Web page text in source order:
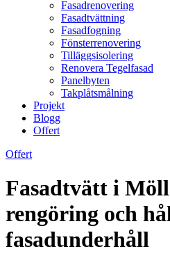
Fasadrenovering
Fasadtvättning
Fasadfogning
Fönsterrenovering
Tilläggsisolering
Renovera Tegelfasad
Panelbyten
Takplåtsmålning
Projekt
Blogg
Offert
Offert
Fasadtvätt i
rengöring och
fasadunderhåll